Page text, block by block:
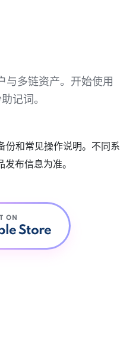
多链资产。开始使用
记词。
和常见操作说明。不同系
布信息为准。
ON
Store